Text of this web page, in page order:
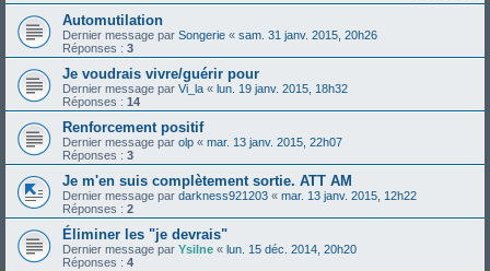
Automutilation
Dernier message par Songerie « sam. 31 janv. 2015, 20h26
Réponses : 3
Je voudrais vivre/guérir pour
Dernier message par Vi_la « lun. 19 janv. 2015, 18h32
Réponses : 14
Renforcement positif
Dernier message par olp « mar. 13 janv. 2015, 22h07
Réponses : 3
Je m'en suis complètement sortie. ATT AM
Dernier message par darkness921203 « mar. 13 janv. 2015, 12h22
Réponses : 2
Éliminer les "je devrais"
Dernier message par Ysilne « lun. 15 déc. 2014, 20h20
Réponses : 4